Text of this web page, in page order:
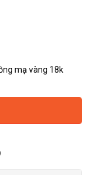
mạ vàng 18k